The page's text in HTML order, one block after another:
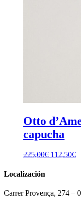
Otto
capucha
225,00€ El
225,00€.
112,50€El
Localización
Carrer Provença, 274 –